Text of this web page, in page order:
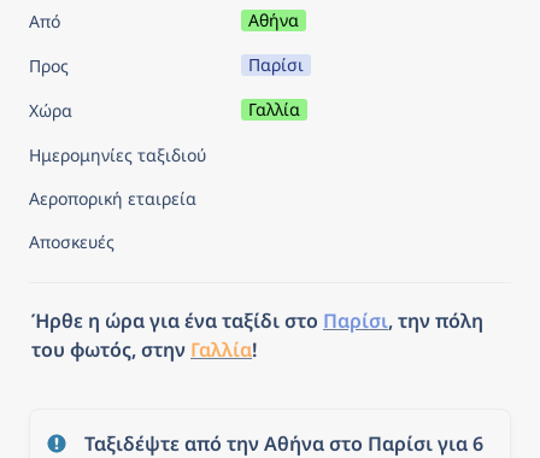
Από
Αθήνα
Προς
Παρίσι
Χώρα
Γαλλία
Ημερομηνίες ταξιδιού
Αεροπορική εταιρεία
Αποσκευές
Ήρθε η ώρα για ένα ταξίδι στο Παρίσι, την πόλη
του φωτός, στην Γαλλία!
Ταξιδέψτε από την Αθήνα στο Παρίσι για 6